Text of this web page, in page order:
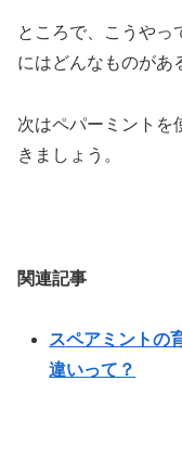
ところで、こうやっ
にはどんなものがあ
次はペパーミントを
きましょう。
関連記事
スペアミントの
違いって？